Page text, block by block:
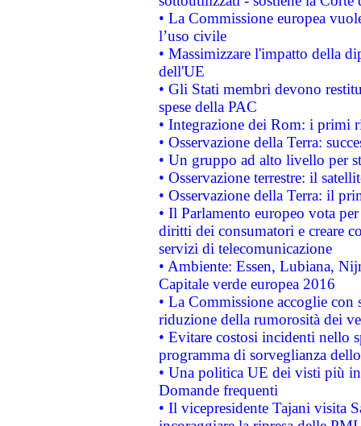
• La Commissione europea
l’uso civile
• Massimizzare l'impatto della
dell'UE
• Gli Stati membri devono
spese della PAC
• Integrazione dei Rom: i primi
• Osservazione della Terra:
• Un gruppo ad alto livello per
• Osservazione terrestre: il
• Osservazione della Terra: il
• Il Parlamento europeo vota
diritti dei consumatori e creare
servizi di telecomunicazione
• Ambiente: Essen, Lubiana,
Capitale verde europea 2016
• La Commissione accoglie
riduzione della rumorosità dei
• Evitare costosi incidenti nello
programma di sorveglianza
• Una politica UE dei visti più
Domande frequenti
• Il vicepresidente Tajani visita